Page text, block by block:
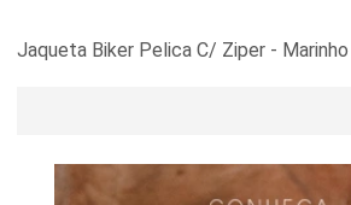
Jaqueta Biker Pelica C/ Ziper - Marinho